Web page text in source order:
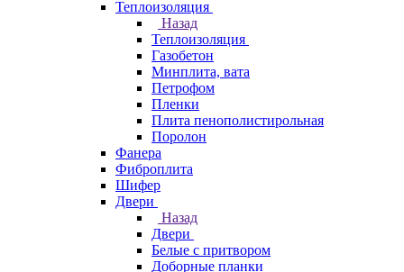
Теплоизоляция
Назад
Теплоизоляция
Газобетон
Минплита, вата
Петрофом
Пленки
Плита пенополистирольная
Поролон
Фанера
Фиброплита
Шифер
Двери
Назад
Двери
Белые с притвором
Доборные планки